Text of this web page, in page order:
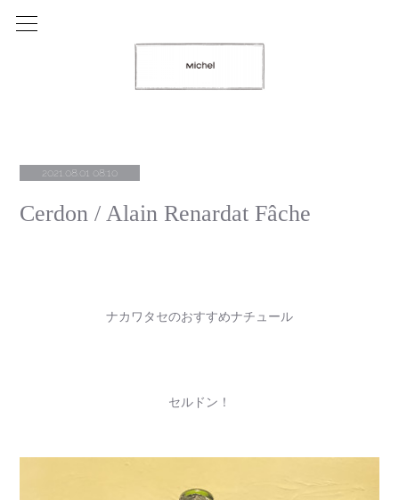
2021.08.01 08:10
Cerdon / Alain Renardat Fâche
ナカワタセのおすすめナチュール
セルドン！